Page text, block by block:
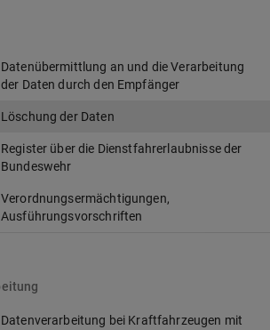
Datenübermittlung an und die Verarbeitung
der Daten durch den Empfänger
Löschung der Daten
Register über die Dienstfahrerlaubnisse der
Bundeswehr
Verordnungsermächtigungen,
Ausführungsvorschriften
Datenverarbeitung bei Kraftfahrzeugen mit